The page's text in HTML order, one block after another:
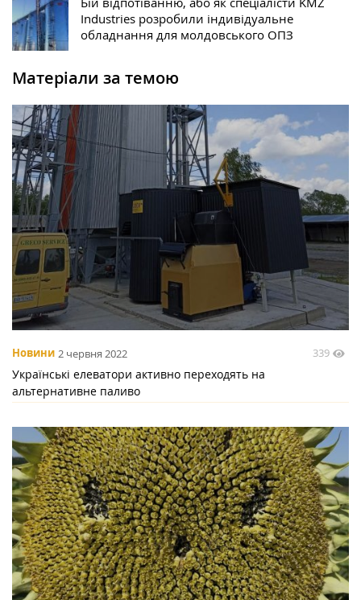
Industries розробили індивідуальне
обладнання для молдовського ОПЗ
Матеріали за темою
Новини 2 червня 2022 339
Українські елеватори активно переходять на
альтернативне паливо